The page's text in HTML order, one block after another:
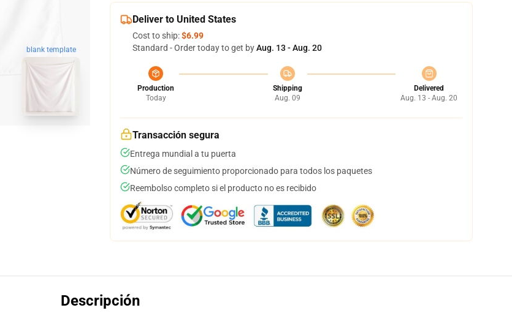
blank template
Deliver to United States
Cost to ship:$6.99
Standard - Order today to get byAug. 13 - Aug. 20
Production
Today
Shipping
Aug. 09
Delivered
Aug. 13 - Aug. 20
Transacción segura
Entrega mundial a tu puerta
Número de seguimiento proporcionado para todos los paquetes
Reembolso completo si el producto no es recibido
Descripción